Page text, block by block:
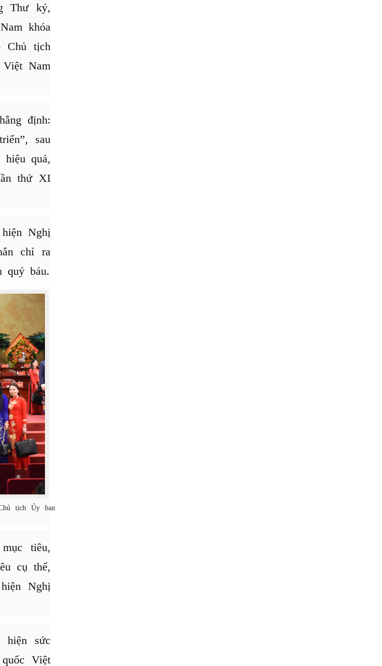
Thư ký,
khóa
Chủ tịch
Nam
định:
sau
quả,
thứ XI
Nghị
chỉ ra
quý báu.
tịch Ủy ban
tiêu,
cụ thể,
Nghị
hiện sức
Việt